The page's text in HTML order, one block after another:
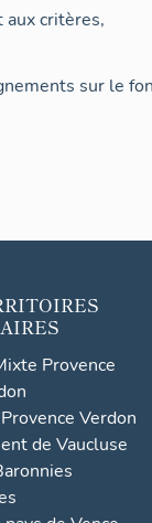
aux critères,
sur le
Provence
Verdon
de Vaucluse